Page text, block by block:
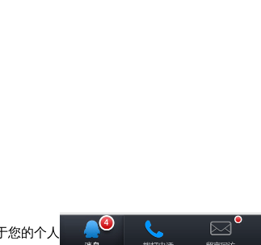
的个人信息我们承诺绝对保密！请您放心！